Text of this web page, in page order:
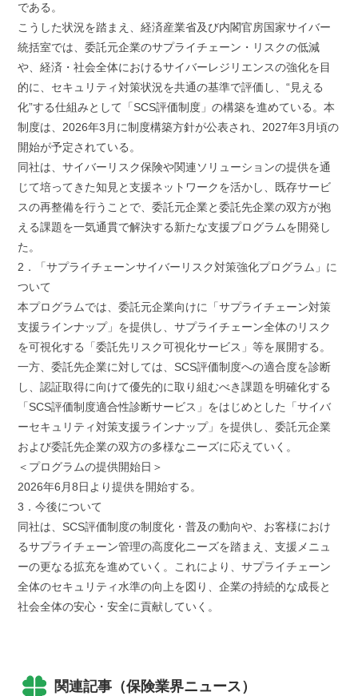
である。
こうした状況を踏まえ、経済産業省及び内閣官房国家サイバー
統括室では、委託元企業のサプライチェーン・リスクの低減
や、経済・社会全体におけるサイバーレジリエンスの強化を目
的に、セキュリティ対策状況を共通の基準で評価し、“見える
化”する仕組みとして「SCS評価制度」の構築を進めている。本
制度は、2026年3月に制度構築方針が公表され、2027年3月頃の
開始が予定されている。
同社は、サイバーリスク保険や関連ソリューションの提供を通
じて培ってきた知見と支援ネットワークを活かし、既存サービ
スの再整備を行うことで、委託元企業と委託先企業の双方が抱
える課題を一気通貫で解決する新たな支援プログラムを開発し
た。
2．「サプライチェーンサイバーリスク対策強化プログラム」に
ついて
本プログラムでは、委託元企業向けに「サプライチェーン対策
支援ラインナップ」を提供し、サプライチェーン全体のリスク
を可視化する「委託先リスク可視化サービス」等を展開する。
一方、委託先企業に対しては、SCS評価制度への適合度を診断
し、認証取得に向けて優先的に取り組むべき課題を明確化する
「SCS評価制度適合性診断サービス」をはじめとした「サイバ
ーセキュリティ対策支援ラインナップ」を提供し、委託元企業
および委託先企業の双方の多様なニーズに応えていく。
＜プログラムの提供開始日＞
2026年6月8日より提供を開始する。
3．今後について
同社は、SCS評価制度の制度化・普及の動向や、お客様におけ
るサプライチェーン管理の高度化ニーズを踏まえ、支援メニュ
ーの更なる拡充を進めていく。これにより、サプライチェーン
全体のセキュリティ水準の向上を図り、企業の持続的な成長と
社会全体の安心・安全に貢献していく。
関連記事（保険業界ニュース）